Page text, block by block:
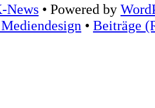
News • Powered by
• Beiträge